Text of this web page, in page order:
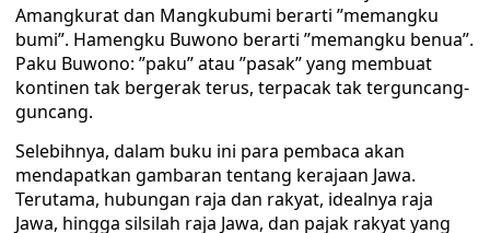
Amangkurat dan Mangkubumi berarti ”memangku
bumi”. Hamengku Buwono berarti ”memangku benua”.
Paku Buwono: ”paku” atau ”pasak” yang membuat
kontinen tak bergerak terus, terpacak tak terguncang-
guncang.
Selebihnya, dalam buku ini para pembaca akan
mendapatkan gambaran tentang kerajaan Jawa.
Terutama, hubungan raja dan rakyat, idealnya raja
Jawa, hingga silsilah raja Jawa, dan pajak rakyat yang